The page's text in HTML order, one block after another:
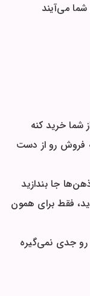
می‌آیند
شما خرید کنه
فروش رو از دست
جا بندازید
فقط برای همون
جدی نمی‌گیره